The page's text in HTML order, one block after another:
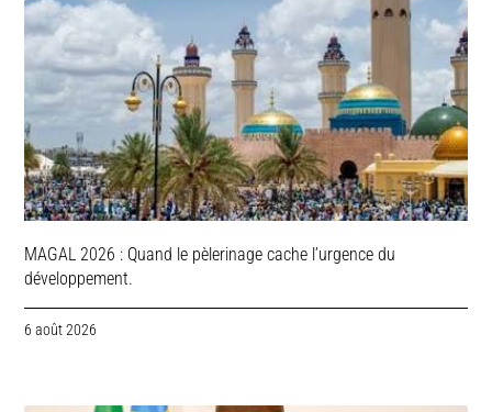
MAGAL 2026 : Quand le pèlerinage cache l’urgence du
développement.
6 août 2026